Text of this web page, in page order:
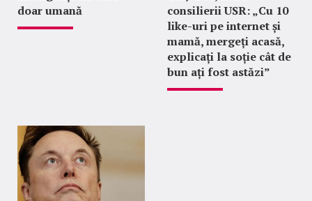
doar umană
consilierii USR: „Cu 10
like-uri pe internet și
mamă, mergeți acasă,
explicați la soție cât de
bun ați fost astăzi”